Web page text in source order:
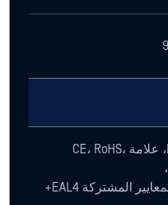
فئة FCC A، علامة CE، RoHS،